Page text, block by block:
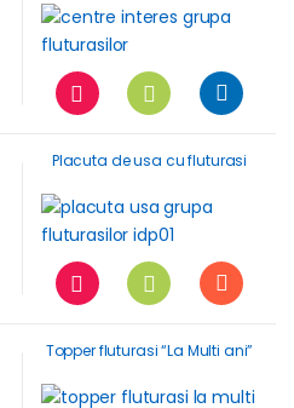
Placuta de usa cu fluturasi
Topper fluturasi “La Multi ani”